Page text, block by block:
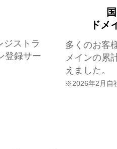
ジストラ
登録サー
ドメ
多くのお客
メインの累
えました。
※2026年2月自